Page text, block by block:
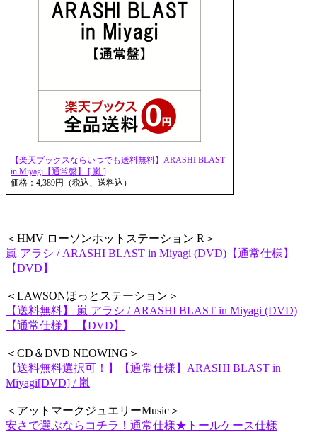
【楽天ブックスならいつでも送料無料】ARASHI BLAST
in Miyagi【通常盤】 [ 嵐 ]
価格：4,389円（税込、送料込）
＜HMV ローソンホットステーション R＞
嵐 アラシ / ARASHI BLAST in Miyagi (DVD)【通常仕様】
【DVD】
＜LAWSONほっとステーション＞
【送料無料】 嵐 アラシ / ARASHI BLAST in Miyagi (DVD)
【通常仕様】 【DVD】
＜CD＆DVD NEOWING＞
【送料無料選択可！】【通常仕様】ARASHI BLAST in
Miyagi[DVD] / 嵐
＜アットマークジュエリーMusic＞
安さで選ぶならコチラ！通常仕様★トールケース仕様